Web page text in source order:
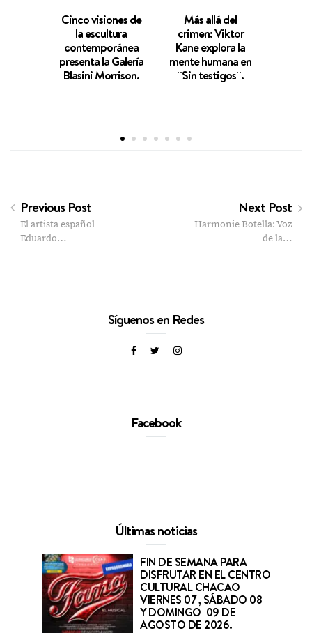
Cinco visiones de
la escultura
contemporánea
presenta la Galería
Blasini Morrison.
Más allá del
crimen: Viktor
Kane explora la
mente humana en
¨Sin testigos¨.
Previous Post
El artista español
Eduardo…
Next Post
Harmonie Botella: Voz
de la…
Síguenos en Redes
Facebook
Últimas noticias
FIN DE SEMANA PARA
DISFRUTAR EN EL CENTRO
CULTURAL CHACAO
VIERNES 07 , SÁBADO 08
Y DOMINGO 09 DE
AGOSTO DE 2026.